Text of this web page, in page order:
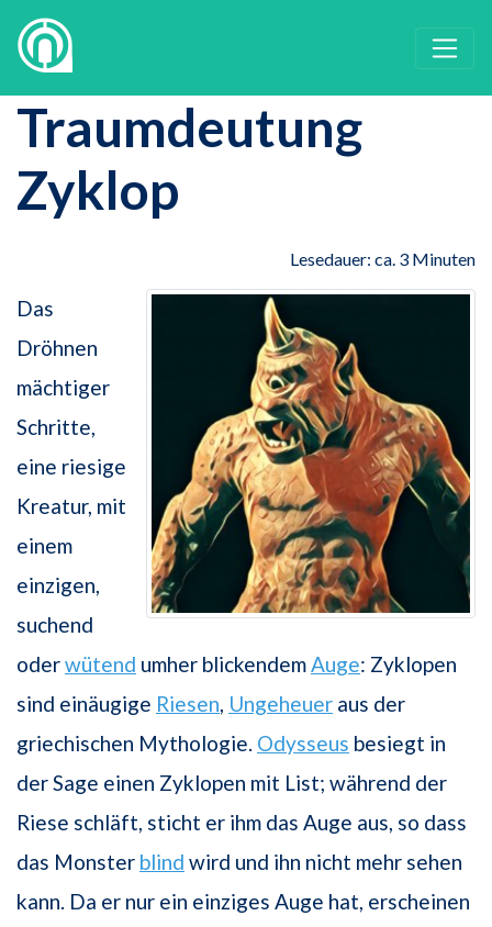
Traumdeutung
Zyklop
Lesedauer: ca. 3 Minuten
Das
Dröhnen
mächtiger
Schritte,
eine riesige
Kreatur, mit
einem
einzigen,
suchend
oderwütend umher blickendemAuge: Zyklopen
sind einäugige Riesen, Ungeheuer aus der
griechischen Mythologie. Odysseus besiegt in
der Sage einen Zyklopen mit List; während der
Riese schläft, sticht er ihm das Auge aus, so dass
das Monster blind wird und ihn nicht mehr sehen
kann. Da er nur ein einziges Auge hat, erscheinen